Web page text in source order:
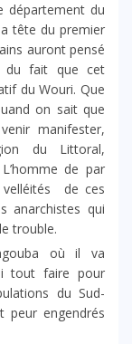
département du
tête du premier
auront pensé
du fait que cet
du Wouri. Que
on sait que
manifester,
du Littoral,
de par
de ces
anarchistes qui
trouble.
où il va
tout faire pour
du Sud-
peur engendrés